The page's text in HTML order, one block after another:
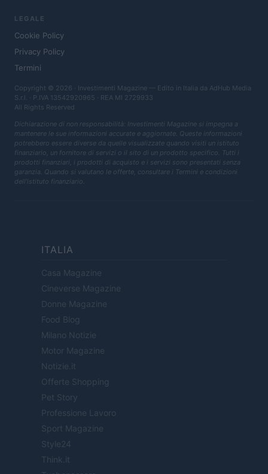
LEGALE
Cookie Policy
Privacy Policy
Termini
Copyright © 2026 · Investimenti Magazine — Edito in Italia da AdHub Media
S.r.l. · P.IVA 13542920965 · REA MI 2729933
All Rights Reserved
Dichiarazione di non responsabilità: Investimenti Magazine si impegna a
mantenere le sue informazioni accurate e aggiornate. Queste informazioni
potrebbero essere diverse da quelle visualizzate quando visiti un istituto
finanziario, un fornitore di servizi o il sito di un prodotto specifico. Tutti i
prodotti finanziari, i prodotti di acquisto e i servizi sono presentati senza
garanzia. Quando si valutano le offerte, consultare i Termini e condizioni
dell'istituto finanziario.
ITALIA
Casa Magazine
Cineverse Magazine
Donne Magazine
Food Blog
Milano Notizie
Motor Magazine
Notizie.it
Offerte Shopping
Pet Story
Professione Lavoro
Sport Magazine
Style24
Think.it